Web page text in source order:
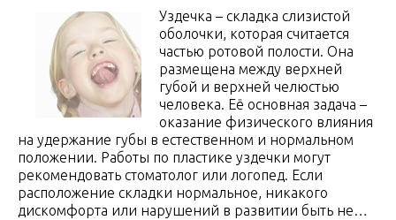
Уздечка – складка слизистой
оболочки, которая считается
частью ротовой полости. Она
размещена между верхней
губой и верхней челюстью
человека. Её основная задача –
оказание физического влияния
на удержание губы в естественном и нормальном
положении. Работы по пластике уздечки могут
рекомендовать стоматолог или логопед. Если
расположение складки нормальное, никакого
дискомфорта или нарушений в развитии быть не…